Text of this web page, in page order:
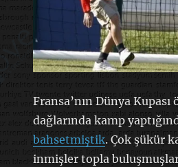
Fransa’nın Dünya Kupası
dağlarında kamp
bahsetmiştik. Çok şükür
inmişler topla